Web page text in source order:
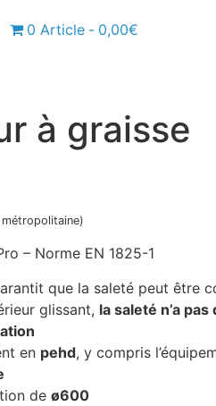
0 Article 0,00€
à graisse
– Norme EN 1825-1
que la saleté peut être
glissant, la saleté n’a pas
en pehd, y compris
de ø600